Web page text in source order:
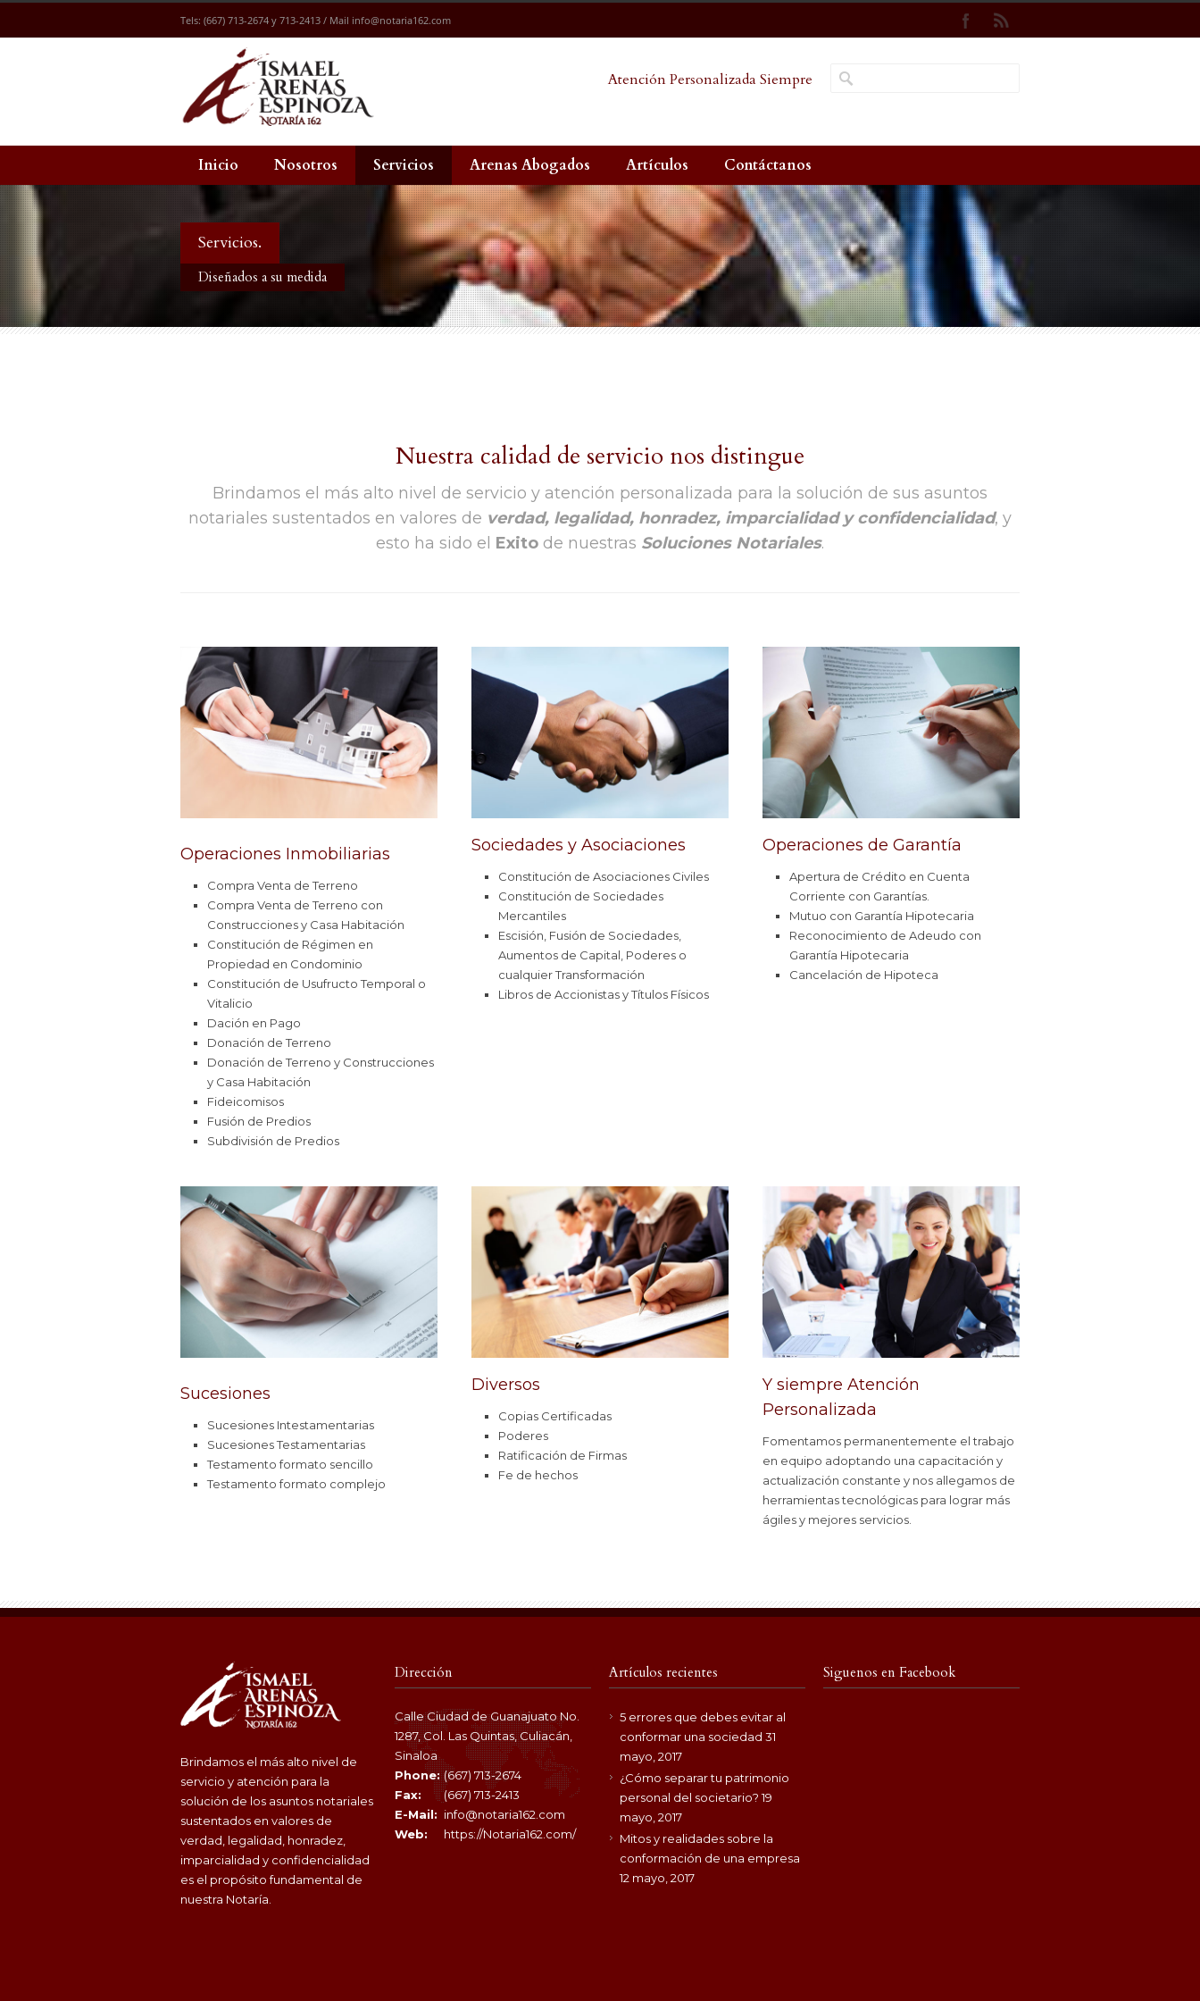
Tels: (667) 713-2674 y 713-2413 / Mail info@notaria162.com
Atención Personalizada Siempre
Inicio Nosotros Servicios Arenas Abogados Artículos Contáctanos
Servicios.
Diseñados a su medida
Nuestra calidad de servicio nos distingue
Brindamos el más alto nivel de servicio y atención personalizada para la solución de sus asuntos
notariales sustentados en valores de verdad, legalidad, honradez, imparcialidad y confidencialidad, y
esto ha sido el Exito de nuestras Soluciones Notariales.
Operaciones Inmobiliarias
Compra Venta de Terreno
Compra Venta de Terreno con
Construcciones y Casa Habitación
Constitución de Régimen en
Propiedad en Condominio
Constitución de Usufructo Temporal o
Vitalicio
Dación en Pago
Donación de Terreno
Donación de Terreno y Construcciones
y Casa Habitación
Fideicomisos
Fusión de Predios
Subdivisión de Predios
Sociedades y Asociaciones
Constitución de Asociaciones Civiles
Constitución de Sociedades
Mercantiles
Escisión, Fusión de Sociedades,
Aumentos de Capital, Poderes o
cualquier Transformación
Libros de Accionistas y Títulos Físicos
Operaciones de Garantía
Apertura de Crédito en Cuenta
Corriente con Garantías.
Mutuo con Garantía Hipotecaria
Reconocimiento de Adeudo con
Garantía Hipotecaria
Cancelación de Hipoteca
Sucesiones
Sucesiones Intestamentarias
Sucesiones Testamentarias
Testamento formato sencillo
Testamento formato complejo
Diversos
Copias Certificadas
Poderes
Ratificación de Firmas
Fe de hechos
Y siempre Atención
Personalizada
Fomentamos permanentemente el trabajo
en equipo adoptando una capacitación y
actualización constante y nos allegamos de
herramientas tecnológicas para lograr más
ágiles y mejores servicios.
Brindamos el más alto nivel de
servicio y atención para la
solución de los asuntos notariales
sustentados en valores de
verdad, legalidad, honradez,
imparcialidad y confidencialidad
es el propósito fundamental de
nuestra Notaría.
Dirección
Calle Ciudad de Guanajuato No.
1287, Col. Las Quintas, Culiacán,
Sinaloa
Phone:(667) 713-2674
Fax:
(667) 713-2413
E-Mail: info@notaria162.com
Web:
https://Notaria162.com/
Artículos recientes
5 errores que debes evitar al
conformar una sociedad 31
mayo, 2017
¿Cómo separar tu patrimonio
personal del societario? 19
mayo, 2017
Mitos y realidades sobre la
conformación de una empresa
12 mayo, 2017
Siguenos en Facebook